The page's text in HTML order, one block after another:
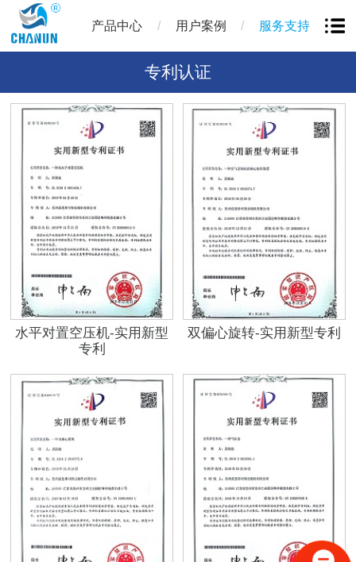
产品中心 / 用户案例 / 服务支持
专利认证
水平对置空压机-实用新型
专利
双偏心旋转-实用新型专利